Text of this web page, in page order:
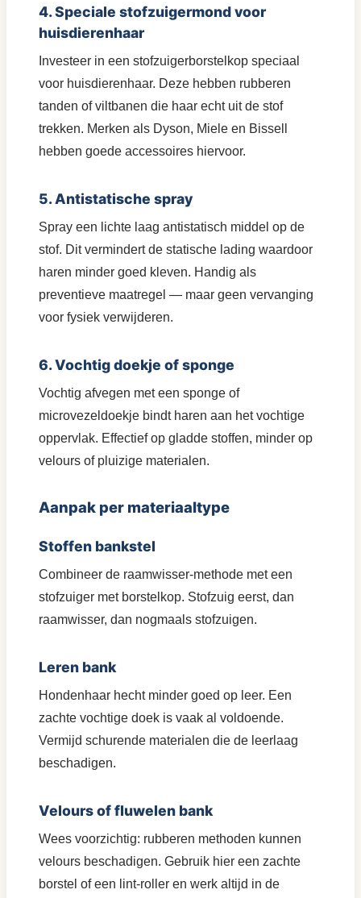
4. Speciale stofzuigermond voor
huisdierenhaar
Investeer in een stofzuigerborstelkop speciaal
voor huisdierenhaar. Deze hebben rubberen
tanden of viltbanen die haar echt uit de stof
trekken. Merken als Dyson, Miele en Bissell
hebben goede accessoires hiervoor.
5. Antistatische spray
Spray een lichte laag antistatisch middel op de
stof. Dit vermindert de statische lading waardoor
haren minder goed kleven. Handig als
preventieve maatregel — maar geen vervanging
voor fysiek verwijderen.
6. Vochtig doekje of sponge
Vochtig afvegen met een sponge of
microvezeldoekje bindt haren aan het vochtige
oppervlak. Effectief op gladde stoffen, minder op
velours of pluizige materialen.
Aanpak per materiaaltype
Stoffen bankstel
Combineer de raamwisser-methode met een
stofzuiger met borstelkop. Stofzuig eerst, dan
raamwisser, dan nogmaals stofzuigen.
Leren bank
Hondenhaar hecht minder goed op leer. Een
zachte vochtige doek is vaak al voldoende.
Vermijd schurende materialen die de leerlaag
beschadigen.
Velours of fluwelen bank
Wees voorzichtig: rubberen methoden kunnen
velours beschadigen. Gebruik hier een zachte
borstel of een lint-roller en werk altijd in de